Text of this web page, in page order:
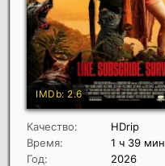
Качество:
HDrip
Время:
1 ч 39 мин
Год:
2026